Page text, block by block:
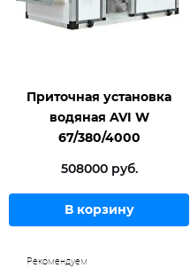
Приточная установка
водяная AVI W
67/380/4000
508000 руб.
В корзину
Рекомендуем